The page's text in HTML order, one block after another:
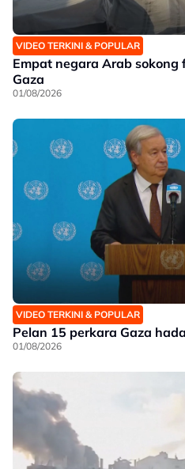
VIDEO TERKINI & POPULAR
Empat negara Arab
Gaza
01/08/2026
VIDEO TERKINI & POPULAR
Pelan 15 perkara Gaza
01/08/2026